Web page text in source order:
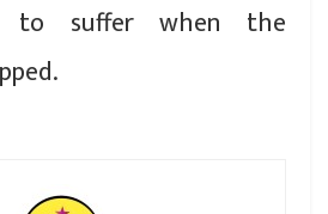
to suffer when the